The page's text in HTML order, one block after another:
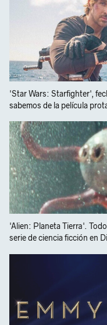
'Star Wars: Starfighter',
sabemos de la película
'Alien: Planeta Tierra'.
serie de ciencia ficción en